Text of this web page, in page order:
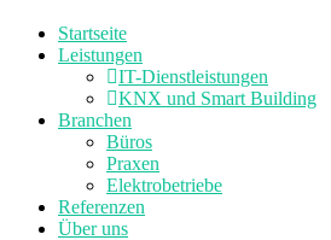
Startseite
Leistungen
IT-Dienstleistungen
KNX und Smart Building
Branchen
Büros
Praxen
Elektrobetriebe
Referenzen
Über uns